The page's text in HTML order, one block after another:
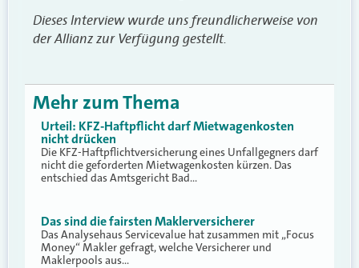
Dieses Interview wurde uns freundlicherweise von
der Allianz zur Verfügung gestellt.
Mehr zum Thema
Urteil: KFZ-Haftpflicht darf Mietwagenkosten
nicht drücken
Die KFZ-Haftpflichtversicherung eines Unfallgegners darf
nicht die geforderten Mietwagenkosten kürzen. Das
entschied das Amtsgericht Bad…
Das sind die fairsten Maklerversicherer
Das Analysehaus Servicevalue hat zusammen mit „Focus
Money“ Makler gefragt, welche Versicherer und
Maklerpools aus…